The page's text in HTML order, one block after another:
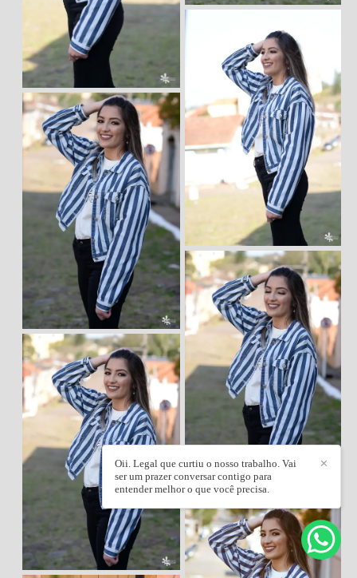
✕
Oii. Legal que curtiu o nosso trabalho. Vai
ser um prazer conversar contigo para
entender melhor o que você precisa.